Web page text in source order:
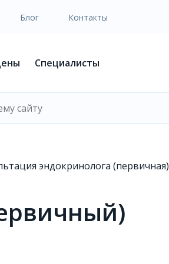
Блог Контакты
Специалисты
эндокринолога (первичная)